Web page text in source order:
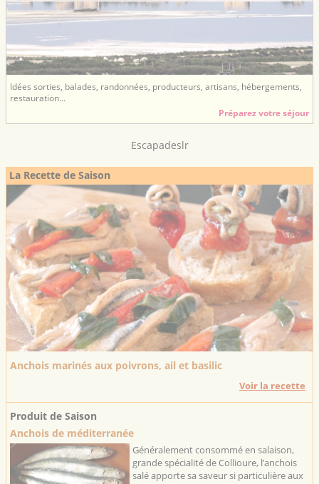
Idées sorties, balades, randonnées, producteurs, artisans, hébergements,
restauration...
Préparez votre séjour
Escapadeslr
La Recette de Saison
Anchois marinés aux poivrons, ail et basilic
Voir la recette
Produit de Saison
Anchois de méditerranée
Généralement consommé en salaison,
grande spécialité de Collioure, l’anchois
salé apporte sa saveur si particulière aux